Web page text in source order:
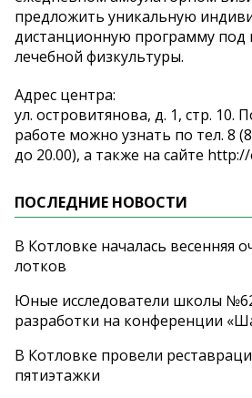
предложить уникальную
дистанционную программу под
лечебной физкультуры.
Адрес центра:
ул. островитянова, д. 1, стр. 10.
работе можно узнать по тел. 8
до 20.00), а также на сайте
ПОСЛЕДНИЕ НОВОСТИ
В Котловке началась весенняя
лотков
Юные исследователи школы
разработки на конференции
В Котловке провели
пятиэтажки